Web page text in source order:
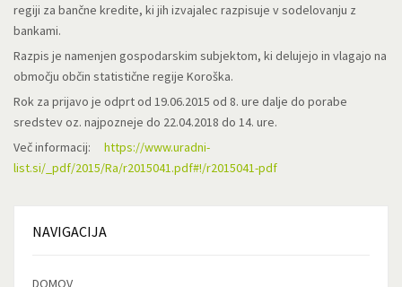
regiji za bančne kredite, ki jih izvajalec razpisuje v sodelovanju z
bankami.
Razpis je namenjen gospodarskim subjektom, ki delujejo in vlagajo na
območju občin statistične regije Koroška.
Rok za prijavo je odprt od 19.06.2015 od 8. ure dalje do porabe
sredstev oz. najpozneje do 22.04.2018 do 14. ure.
Več informacij: https://www.uradni-
list.si/_pdf/2015/Ra/r2015041.pdf#!/r2015041-pdf
NAVIGACIJA
DOMOV